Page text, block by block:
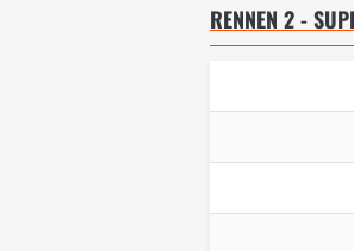
RENNEN 2 -